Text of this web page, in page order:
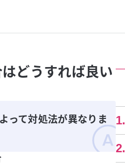
どうすれば良い
って対処法が異なりま
1.
2.